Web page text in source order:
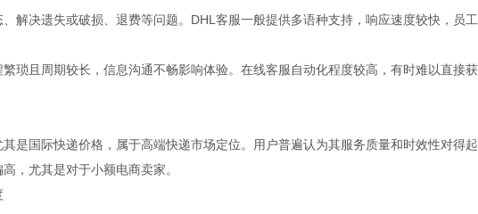
解决遗失或破损、退费等问题。DHL客服一般提供多语种支持，响应速度较快，员
琐且周期较长，信息沟通不畅影响体验。在线客服自动化程度较高，有时难以直接
是国际快递价格，属于高端快递市场定位。用户普遍认为其服务质量和时效性对得
，尤其是对于小额电商卖家。